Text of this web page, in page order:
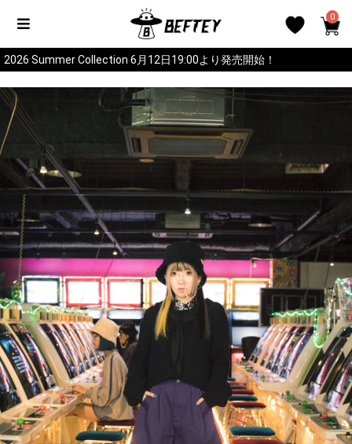
0
2026 Summer Collection 6月12日19:00より発売開始！